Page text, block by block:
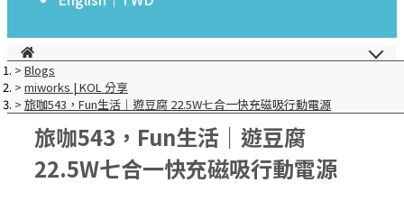
Blogs
miworks | KOL 分享
旅咖543，Fun生活｜遊豆腐 22.5W七合一快充磁吸行動電源
旅咖543，Fun生活｜遊豆腐
22.5W七合一快充磁吸行動電源